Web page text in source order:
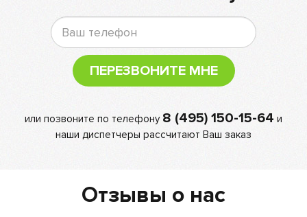
ПЕРЕЗВОНИТЕ МНЕ
или позвоните по телефону 8 (495) 150-15-64 и
наши диспетчеры рассчитают Ваш заказ
Отзывы о нас